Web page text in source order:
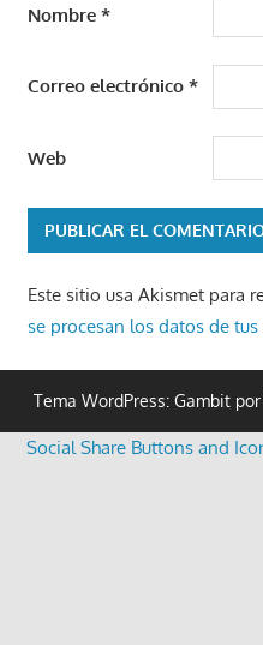
Nombre *
Correo electrónico *
Web
Este sitio usa Akismet para
se procesan los datos de
Tema WordPress: Gambit por
Social Share Buttons and